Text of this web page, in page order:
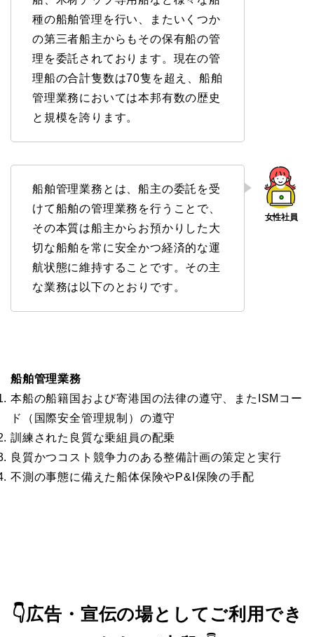
種の船舶管理を行い、またいくつか
の第三者船主からもその保有船の管
理を委託されております。現在の管
理船の合計隻数は70隻を超え、船舶
管理業務においては本邦有数の歴史
と規模を誇ります。
船舶管理業務とは、船主の委託を受
けて船舶の管理業務を行うことで、
その本質は船主からお預かりした大
切な船舶を常に安全かつ経済的な運
航状態に維持することです。その主
な業務は以下のとおりです。
船舶管理業務
本船の船籍国および寄港国の法律の遵守、またISMコー
ド（国際安全管理規制）の遵守
訓練された良質な乗組員の配乗
良質かつコスト競争力のある整備計画の策定と実行
不測の事態に備えた船体保険やP&I保険の手配
👇広告・宣伝の場としてご利用でき